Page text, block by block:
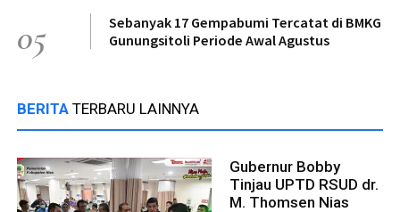
05
Sebanyak 17 Gempabumi Tercatat di BMKG
Gunungsitoli Periode Awal Agustus
BERITA TERBARU LAINNYA
Gubernur Bobby
Tinjau UPTD RSUD dr.
M. Thomsen Nias